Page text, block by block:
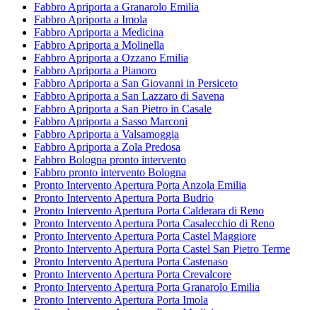
Fabbro Apriporta a Granarolo Emilia
Fabbro Apriporta a Imola
Fabbro Apriporta a Medicina
Fabbro Apriporta a Molinella
Fabbro Apriporta a Ozzano Emilia
Fabbro Apriporta a Pianoro
Fabbro Apriporta a San Giovanni in Persiceto
Fabbro Apriporta a San Lazzaro di Savena
Fabbro Apriporta a San Pietro in Casale
Fabbro Apriporta a Sasso Marconi
Fabbro Apriporta a Valsamoggia
Fabbro Apriporta a Zola Predosa
Fabbro Bologna pronto intervento
Fabbro pronto intervento Bologna
Pronto Intervento Apertura Porta Anzola Emilia
Pronto Intervento Apertura Porta Budrio
Pronto Intervento Apertura Porta Calderara di Reno
Pronto Intervento Apertura Porta Casalecchio di Reno
Pronto Intervento Apertura Porta Castel Maggiore
Pronto Intervento Apertura Porta Castel San Pietro Terme
Pronto Intervento Apertura Porta Castenaso
Pronto Intervento Apertura Porta Crevalcore
Pronto Intervento Apertura Porta Granarolo Emilia
Pronto Intervento Apertura Porta Imola